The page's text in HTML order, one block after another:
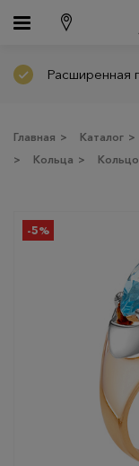
Расширенная
Главная > Каталог >
>
Кольца >
-5%